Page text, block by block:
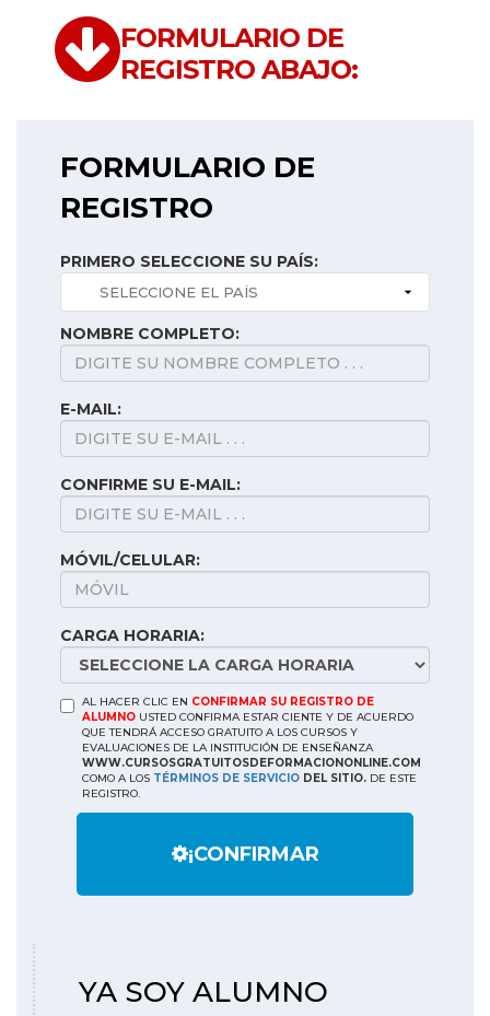
FORMULARIO DE
REGISTRO ABAJO:
FORMULARIO DE
REGISTRO
PRIMERO SELECCIONE SU PAÍS:
NOMBRE COMPLETO:
E-MAIL:
CONFIRME SU E-MAIL:
MÓVIL/CELULAR:
CARGA HORARIA:
AL HACER CLIC EN CONFIRMAR SU REGISTRO DE
ALUMNO USTED CONFIRMA ESTAR CIENTE Y DE ACUERDO
QUE TENDRÁ ACCESO GRATUITO A LOS CURSOS Y
EVALUACIONES DE LA INSTITUCIÓN DE ENSEÑANZA
WWW.CURSOSGRATUITOSDEFORMACIONONLINE.COM
COMO A LOS TÉRMINOS DE SERVICIO DEL SITIO. DE ESTE
REGISTRO.
¡CONFIRMAR
YA SOY ALUMNO